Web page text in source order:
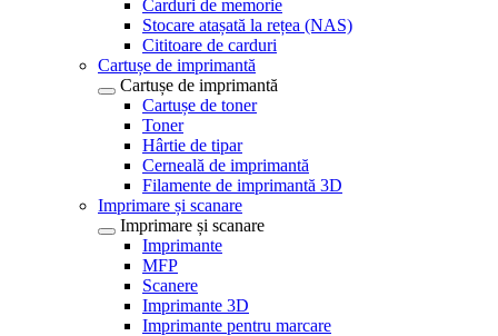
Carduri de memorie
Stocare atașată la rețea (NAS)
Cititoare de carduri
Cartușe de imprimantă
Cartușe de imprimantă
Cartușe de toner
Toner
Hârtie de tipar
Cerneală de imprimantă
Filamente de imprimantă 3D
Imprimare și scanare
Imprimare și scanare
Imprimante
MFP
Scanere
Imprimante 3D
Imprimante pentru marcare